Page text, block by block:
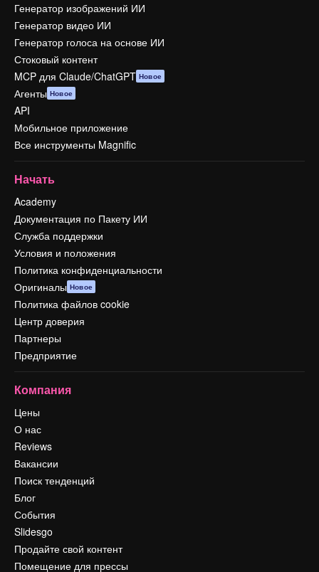
Генератор изображений ИИ
Генератор видео ИИ
Генератор голоса на основе ИИ
Стоковый контент
MCP для Claude/ChatGPT Новое
Агенты Новое
API
Мобильное приложение
Все инструменты Magnific
Начать
Academy
Документация по Пакету ИИ
Служба поддержки
Условия и положения
Политика конфиденциальности
Оригиналы Новое
Политика файлов cookie
Центр доверия
Партнеры
Предприятие
Компания
Цены
О нас
Reviews
Вакансии
Поиск тенденций
Блог
События
Slidesgo
Продайте свой контент
Помещение для прессы